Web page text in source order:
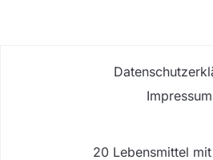
Impressum
20 Lebensmittel